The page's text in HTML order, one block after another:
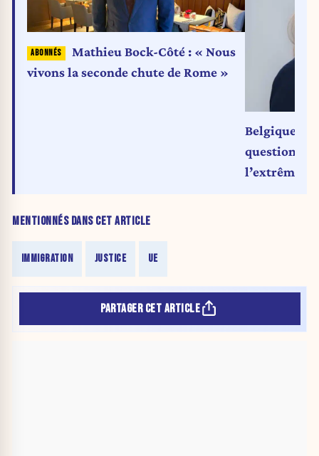
MENTIONNÉS DANS CET ARTICLE
IMMIGRATION JUSTICE UE
Mathieu Bock-Côté : « Nous
vivons la seconde chute de Rome »
Belgique
l’extrême-
PARTAGER CET ARTICLE